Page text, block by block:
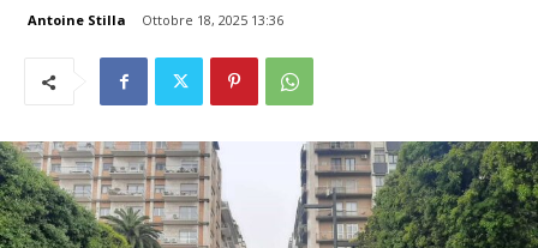
Antoine Stilla Ottobre 18, 2025 13:36